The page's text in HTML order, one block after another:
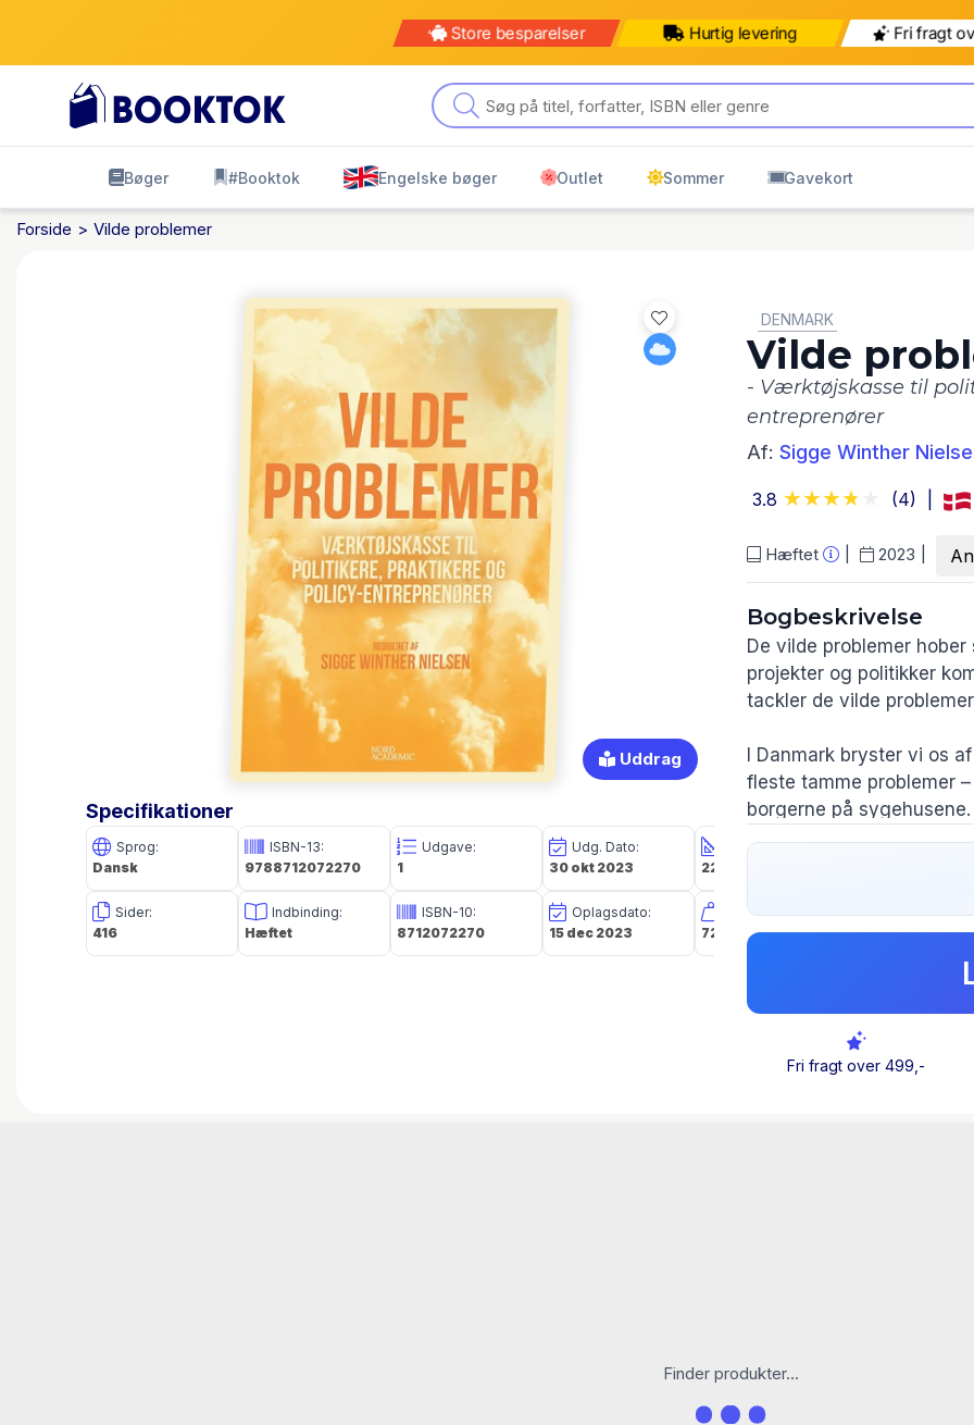
Store besparelser Hurtig levering Fri fragt
Bøger #Booktok Engelske bøger Outlet Sommer Gavekort
Forside Vilde problemer
Uddrag
Specifikationer
Sprog:
Dansk
Sider:
416
ISBN-13:
9788712072270
Indbinding:
Hæftet
Udgave:
1
ISBN-10:
8712072270
Udg. Dato:
30 okt 2023
Oplagsdato:
15 dec 2023
Størrelse i cm:
22,5 x 15,2 x 3,5
Vægt:
728g
Forlag:
Sigge Winther
DENMARK
Vilde
- Værktøjskasse til
entreprenører
Af: Sigge Winther
3.8 (4)
Hæftet 2023
Bogbeskrivelse
De vilde problemer
projekter og politikker
tackler de vilde
I Danmark bryster vi os
fleste tamme problemer
borgerne på
problemer, som er
folkesundheden, skaffer
arbejdsmarked, løfter
folkeskolen, imødegår
sætter ind mod
I
øjnene. De fylder
praktiske redskaber, så
presserende problemer.
Intro. Et kanvas for vilde
Fri fragt over 499,-
Finder produkter...